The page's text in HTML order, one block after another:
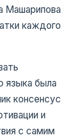
Машарипова
каждого
языка была
консенсус
и
с самим